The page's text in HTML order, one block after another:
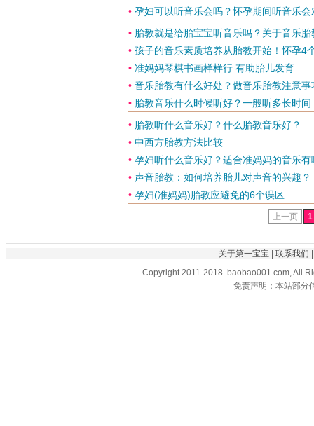
• 孕妇可以听音乐会吗？怀孕期间听音乐会
• 胎教就是给胎宝宝听音乐吗？关于音乐
• 孩子的音乐素质培养从胎教开始！怀孕4
• 准妈妈琴棋书画样样行 有助胎儿发育
• 音乐胎教有什么好处？做音乐胎教注意事
• 胎教音乐什么时候听好？一般听多长时间
• 胎教听什么音乐好？什么胎教音乐好？
• 中西方胎教方法比较
• 孕妇听什么音乐好？适合准妈妈的音乐有
• 声音胎教：如何培养胎儿对声音的兴趣？
• 孕妇(准妈妈)胎教应避免的6个误区
上一页 1
关于第一宝宝 联系我们
Copyright 2011-2018 baobao001.com, All
免责声明：本站部分